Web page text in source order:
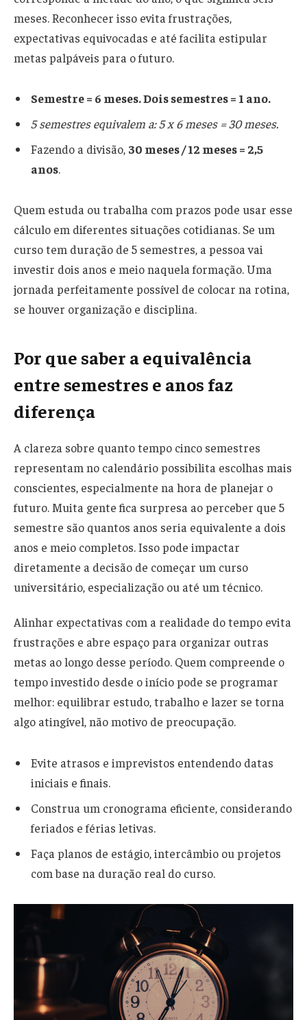
meses. Reconhecer isso evita frustrações,
expectativas equivocadas e até facilita estipular
metas palpáveis para o futuro.
Semestre = 6 meses. Dois semestres = 1 ano.
5 semestres equivalem a: 5 x 6 meses = 30 meses.
Fazendo a divisão, 30 meses / 12 meses = 2,5
anos.
Quem estuda ou trabalha com prazos pode usar esse
cálculo em diferentes situações cotidianas. Se um
curso tem duração de 5 semestres, a pessoa vai
investir dois anos e meio naquela formação. Uma
jornada perfeitamente possível de colocar na rotina,
se houver organização e disciplina.
Por que saber a equivalência
entre semestres e anos faz
diferença
A clareza sobre quanto tempo cinco semestres
representam no calendário possibilita escolhas mais
conscientes, especialmente na hora de planejar o
futuro. Muita gente fica surpresa ao perceber que 5
semestre são quantos anos seria equivalente a dois
anos e meio completos. Isso pode impactar
diretamente a decisão de começar um curso
universitário, especialização ou até um técnico.
Alinhar expectativas com a realidade do tempo evita
frustrações e abre espaço para organizar outras
metas ao longo desse período. Quem compreende o
tempo investido desde o início pode se programar
melhor: equilibrar estudo, trabalho e lazer se torna
algo atingível, não motivo de preocupação.
Evite atrasos e imprevistos entendendo datas
iniciais e finais.
Construa um cronograma eficiente, considerando
feriados e férias letivas.
Faça planos de estágio, intercâmbio ou projetos
com base na duração real do curso.